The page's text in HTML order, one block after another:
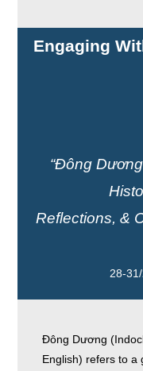
Engaging
“Đông
Reflections, &
28-
Đông Dương
English) refers to a